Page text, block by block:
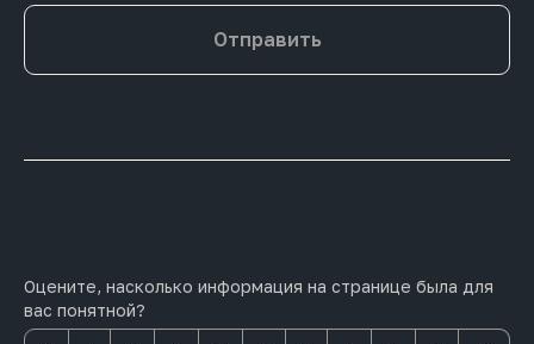
Отправить
Оцените, насколько информация на странице была для
вас понятной?